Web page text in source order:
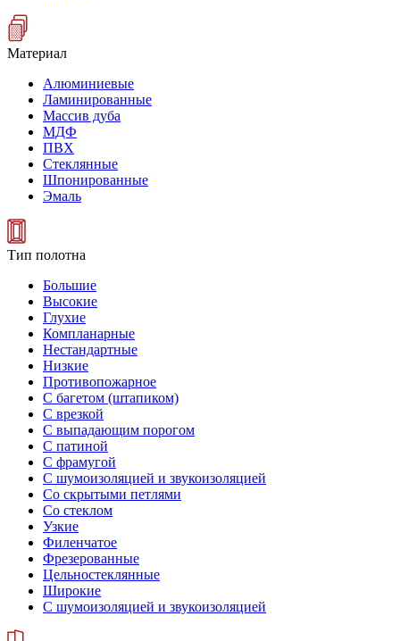
Материал
Алюминиевые
Ламинированные
Массив дуба
МДФ
ПВХ
Стеклянные
Шпонированные
Эмаль
Тип полотна
Большие
Высокие
Глухие
Компланарные
Нестандартные
Низкие
Противопожарное
С багетом (штапиком)
С врезкой
С выпадающим порогом
С патиной
С фрамугой
С шумоизоляцией и звукоизоляцией
Со скрытыми петлями
Со стеклом
Узкие
Филенчатое
Фрезерованные
Цельностеклянные
Широкие
С шумоизоляцией и звукоизоляцией